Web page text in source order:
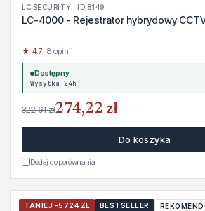
LC SECURITY · ID 8149
LC-4000 - Rejestrator hybrydowy
★ 4.7· 8 opinii
Dostępny
Wysyłka 24h
322,61 zł274,22 zł
Do koszyka
Dodaj do porównania
TANIEJ -5724 ZŁ BESTSELLER